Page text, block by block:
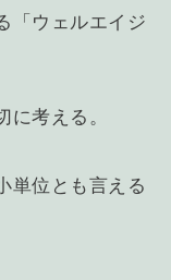
「ウェルエイジ
に考える。
単位とも言える